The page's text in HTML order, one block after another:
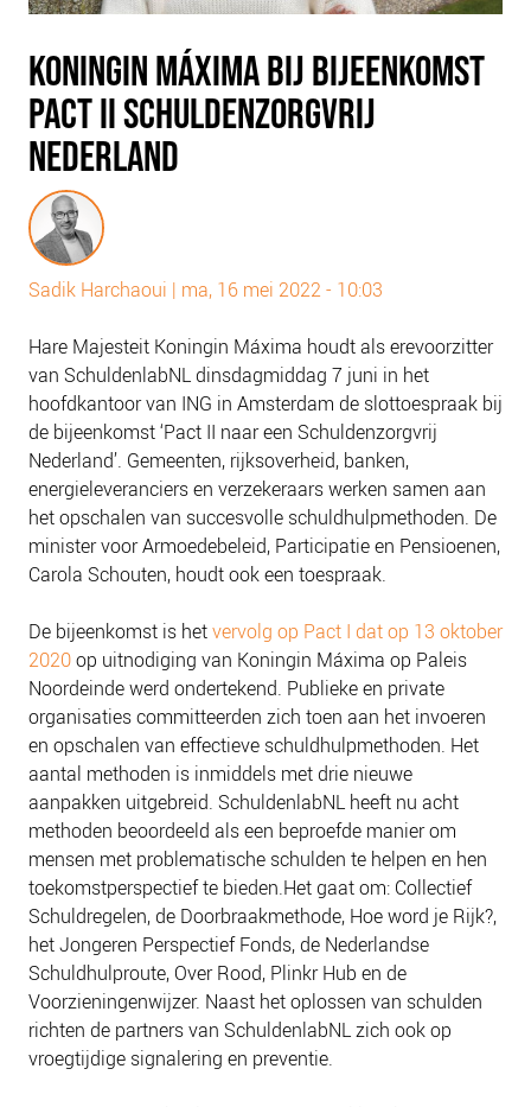
PLINKR NAZORG
SOCIALDEBT
DOORBRAAKMETHODE
COLLECTIEF SCHULDREGELEN
DE VOORZIENINGENWIJZER
NEDERLANDSE SCHULDHULPROUTE (NSR)
OVER ONS
VISIE EN MISSIE
HET TEAM
ONZE PARTNERS
VACATURES
IN DE MEDIA
OVER NCFG
NIEUWS
BLOGS
KONINGIN MÁXIMA BIJ BIJEENKOMST
PACT II SCHULDENZORGVRIJ
NEDERLAND
Sadik Harchaoui | ma, 16 mei 2022 - 10:03
Hare Majesteit Koningin Máxima houdt als erevoorzitter
van SchuldenlabNL dinsdagmiddag 7 juni in het
hoofdkantoor van ING in Amsterdam de slottoespraak bij
de bijeenkomst ‘Pact II naar een Schuldenzorgvrij
Nederland’. Gemeenten, rijksoverheid, banken,
energieleveranciers en verzekeraars werken samen aan
het opschalen van succesvolle schuldhulpmethoden. De
minister voor Armoedebeleid, Participatie en Pensioenen,
Carola Schouten, houdt ook een toespraak.
De bijeenkomst is hetvervolg op Pact I dat op 13 oktober
2020op uitnodiging van Koningin Máxima op Paleis
Noordeinde werd ondertekend. Publieke en private
organisaties committeerden zich toen aan het invoeren
en opschalen van effectieve schuldhulpmethoden. Het
aantal methoden is inmiddels met drie nieuwe
aanpakken uitgebreid. SchuldenlabNL heeft nu acht
methoden beoordeeld als een beproefde manier om
mensen met problematische schulden te helpen en hen
toekomstperspectief te bieden.Het gaat om: Collectief
Schuldregelen, de Doorbraakmethode, Hoe word je Rijk?,
het Jongeren Perspectief Fonds, de Nederlandse
Schuldhulproute, Over Rood, Plinkr Hub en de
Voorzieningenwijzer. Naast het oplossen van schulden
richten de partners van SchuldenlabNL zich ook op
vroegtijdige signalering en preventie.